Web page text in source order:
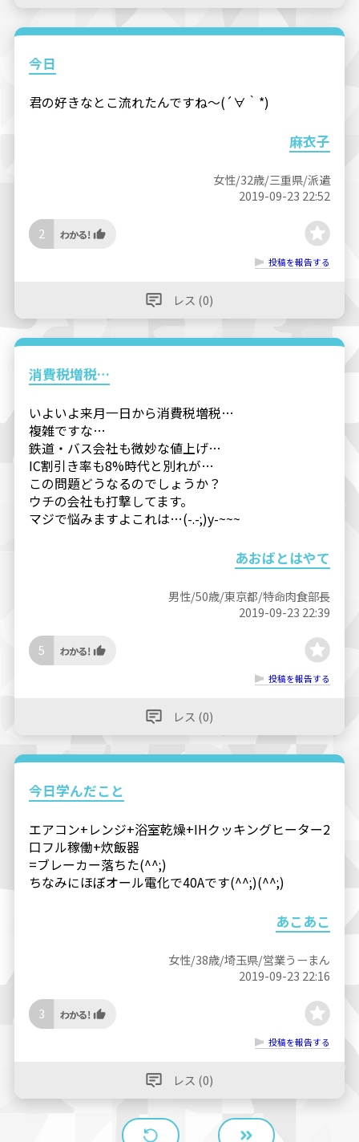
今日
君の好きなとこ流れたんですね〜(´∀｀*)
麻衣子
女性/32歳/三重県/派遣
2019-09-23 22:52
2
投稿を報告する
レス (0)
消費税増税…
いよいよ来月一日から消費税増税…
複雑ですな…
鉄道・バス会社も微妙な値上げ…
IC割引き率も8%時代と別れが…
この問題どうなるのでしょうか？
ウチの会社も打撃してます。
マジで悩みますよこれは…(-.-;)y-~~~
あおばとはやて
男性/50歳/東京都/特命肉食部長
2019-09-23 22:39
5
投稿を報告する
レス (0)
今日学んだこと
エアコン+レンジ+浴室乾燥+IHクッキングヒーター2
口フル稼働+炊飯器
=ブレーカー落ちた(^^;)
ちなみにほぼオール電化で40Aです(^^;)(^^;)
あこあこ
女性/38歳/埼玉県/営業うーまん
2019-09-23 22:16
3
投稿を報告する
レス (0)